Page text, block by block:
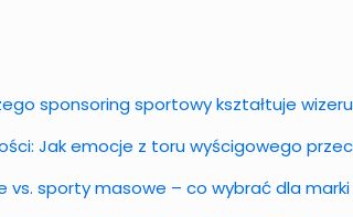
sponsoring sportowy kształtuje
Jak emocje z toru wyścigowego
vs. sporty masowe – co wybrać dla